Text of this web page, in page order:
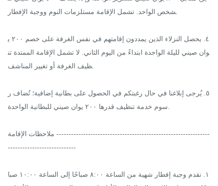
شخص الواحد. تشمل الإقامة مستلزمات النوم ووجبة الإفطار.
٤. يحصل النزلاء الذين يمددون إقامتهم في نفس الغرفة على خصم ٢٠٠ ي
وان صيني لليلة الواحدة ابتداءً من اليوم الثاني. لا تشمل الإقامة الممتدة تن
ظيف الغرفة أو تغيير المناشف.
٥. يُرجى إبلاغنا في حال رغبتكم في الحصول على بطانية إضافية؛ تُضاف ر
سوم خدمة تنظيف قدرها ٢٠٠ يوان صيني للبطانية الواحدة.
ملاحظات الإقامة ---------------------------------------------------------------
----------------------------
١. نقدم وجبة إفطار شهية من الساعة ٨:٠٠ صباحًا إلى الساعة ١٠:٠٠ صبا